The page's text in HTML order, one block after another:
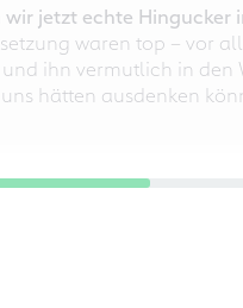
jetzt echte Hingucker
waren top – vor
ihn vermutlich in
hätten ausdenken